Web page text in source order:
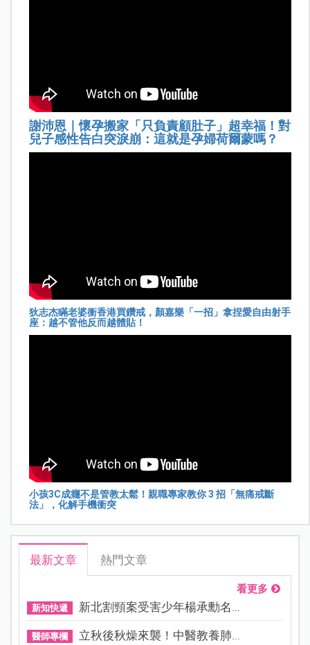
謝沛恩｜懷孕搬家「只負責顧肚子」超幸福！對
兒子感性告白突淚崩：這就是孕婦荷爾蒙嗎？
狄志杰瞞老婆衝香港買鑽戒，顏嘉樂「一招」拿捏愛自由射手
座：越不管他反而越體貼！
小孩3C成癮不是管教太鬆！親職專家教你 3 招「無痛戒斷
法」，化解手機衝突
最新文章 熱門文章
看更多
新知快遞 新北割頸案受害少年楊承勳名...
醫師專欄 立秋後秋燥來襲！中醫教養肺...